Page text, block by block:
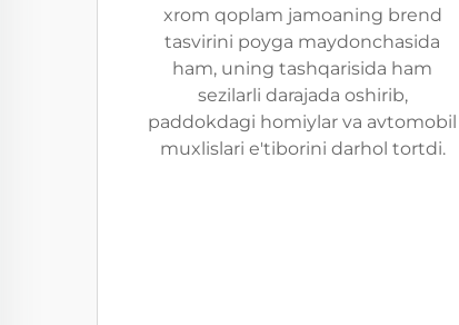
xrom qoplam jamoaning brend
tasvirini poyga maydonchasida
ham, uning tashqarisida ham
sezilarli darajada oshirib,
paddokdagi homiylar va avtomobil
muxlislari e'tiborini darhol tortdi.